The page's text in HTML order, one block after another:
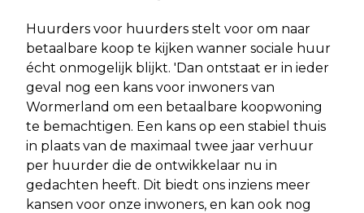
Huurders voor huurders stelt voor om naar
betaalbare koop te kijken wanner sociale huur
écht onmogelijk blijkt. 'Dan ontstaat er in ieder
geval nog een kans voor inwoners van
Wormerland om een betaalbare koopwoning
te bemachtigen. Een kans op een stabiel thuis
in plaats van de maximaal twee jaar verhuur
per huurder die de ontwikkelaar nu in
gedachten heeft. Dit biedt ons inziens meer
kansen voor onze inwoners, en kan ook nog